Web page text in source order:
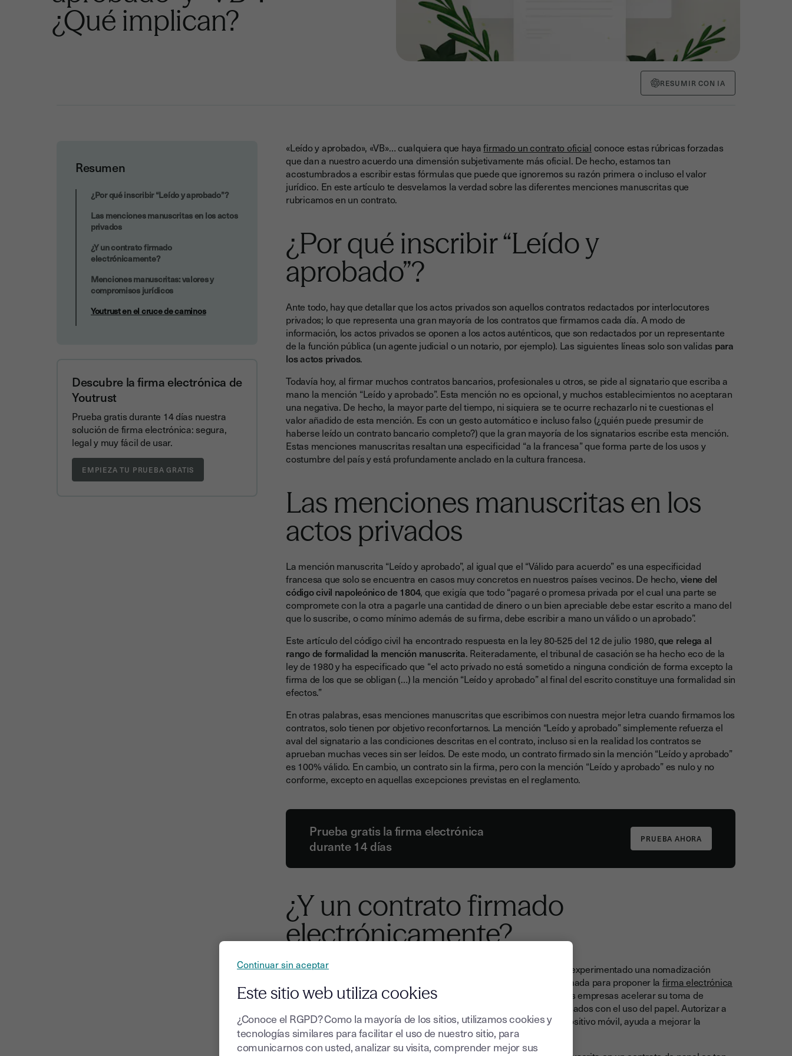
¿Qué implican?
RESUMIR CON IA
Resumen
Youtrust en el cruce de caminos
¿Por qué inscribir “Leído y aprobado”?
Las menciones manuscritas en los actos
privados
¿Y un contrato firmado
electrónicamente?
Menciones manuscritas: valores y
compromisos jurídicos
Youtrust en el cruce de caminos
Descubre la firma electrónica de
Youtrust
Prueba gratis durante 14 días nuestra
solución de firma electrónica: segura,
legal y muy fácil de usar.
«Leído y aprobado», «VB»… cualquiera que hayafirmado un contrato oficial conoce estas rúbricas forzadas
que dan a nuestro acuerdo una dimensión subjetivamente más oficial. De hecho, estamos tan
acostumbrados a escribir estas fórmulas que puede que ignoremos su razón primera o incluso el valor
jurídico. En este artículo te desvelamos la verdad sobre las diferentes menciones manuscritas que
rubricamos en un contrato.
¿Por qué inscribir “Leído y
aprobado”?
Ante todo, hay que detallar que los actos privados son aquellos contratos redactados por interlocutores
privados; lo que representa una gran mayoría de los contratos que firmamos cada día. A modo de
información, los actos privados se oponen a los actos auténticos, que son redactados por un representante
de la función pública (un agente judicial o un notario, por ejemplo). Las siguientes líneas solo son validas para
los actos privados.
Todavía hoy, al firmar muchos contratos bancarios, profesionales u otros, se pide al signatario que escriba a
mano la mención “Leído y aprobado”. Esta mención no es opcional, y muchos establecimientos no aceptaran
una negativa. De hecho, la mayor parte del tiempo, ni siquiera se te ocurre rechazarlo ni te cuestionas el
valor añadido de esta mención. Es con un gesto automático e incluso falso (¿quién puede presumir de
haberse leído un contrato bancario completo?) que la gran mayoría de los signatarios escribe esta mención.
Estas menciones manuscritas resaltan una especificidad “a la francesa” que forma parte de los usos y
costumbre del país y está profundamente anclado en la cultura francesa.
Las menciones manuscritas en los
actos privados
La mención manuscrita “Leído y aprobado”, al igual que el “Válido para acuerdo” es una especificidad
francesa que solo se encuentra en casos muy concretos en nuestros países vecinos. De hecho, viene del
código civil napoleónico de 1804, que exigía que todo “pagaré o promesa privada por el cual una parte se
compromete con la otra a pagarle una cantidad de dinero o un bien apreciable debe estar escrito a mano del
que lo suscribe, o como mínimo además de su firma, debe escribir a mano un válido o un aprobado”.
Este artículo del código civil ha encontrado respuesta en la ley 80-525 del 12 de julio 1980,que relega al
rango de formalidad la mención manuscrita. Reiteradamente, el tribunal de casación se ha hecho eco de la
ley de 1980 y ha especificado que “el acto privado no está sometido a ninguna condición de forma excepto la
firma de los que se obligan (…) la mención “Leído y aprobado” al final del escrito constituye una formalidad sin
efectos.”
En otras palabras, esas menciones manuscritas que escribimos con nuestra mejor letra cuando firmamos los
contratos, solo tienen por objetivo reconfortarnos. La mención “Leído y aprobado” simplemente refuerza el
aval del signatario a las condiciones descritas en el contrato, incluso si en la realidad los contratos se
aprueban muchas veces sin ser leídos. De este modo, un contrato firmado sin la mención “Leído y aprobado”
es 100% válido. En cambio, un contrato sin la firma, pero con la mención “Leído y aprobado” es nulo y no
conforme, excepto en aquellas excepciones previstas en el reglamento.
Prueba gratis la firma electrónica
durante 14 días
¿Y un contrato firmado
electrónicamente?
Con la llegada de las nuevas tecnologías, los métodos de trabajo han experimentado una nomadización
gradual que ha llevado a ciertos servicios a unirse a este proceso nómada para proponer la firma electrónica
de ciertos contratos sinalagmáticos. La firma electrónica permite a las empresas acelerar su toma de
decisiones, modernizar sus usos y, sobre todo, reducir costes relacionados con el uso del papel. Autorizar a
los signatarios a firmar en cualquier momento y desde cualquier dispositivo móvil, ayuda a mejorar la
experiencia del usuario sin comprometer la seguridad.
Continuar sin aceptar
Este sitio web utiliza cookies
¿Conoce el RGPD? Como la mayoría de los sitios, utilizamos cookies y
tecnologías similares para facilitar el uso de nuestro sitio, para
comunicarnos con usted, analizar su visita, comprender mejor sus